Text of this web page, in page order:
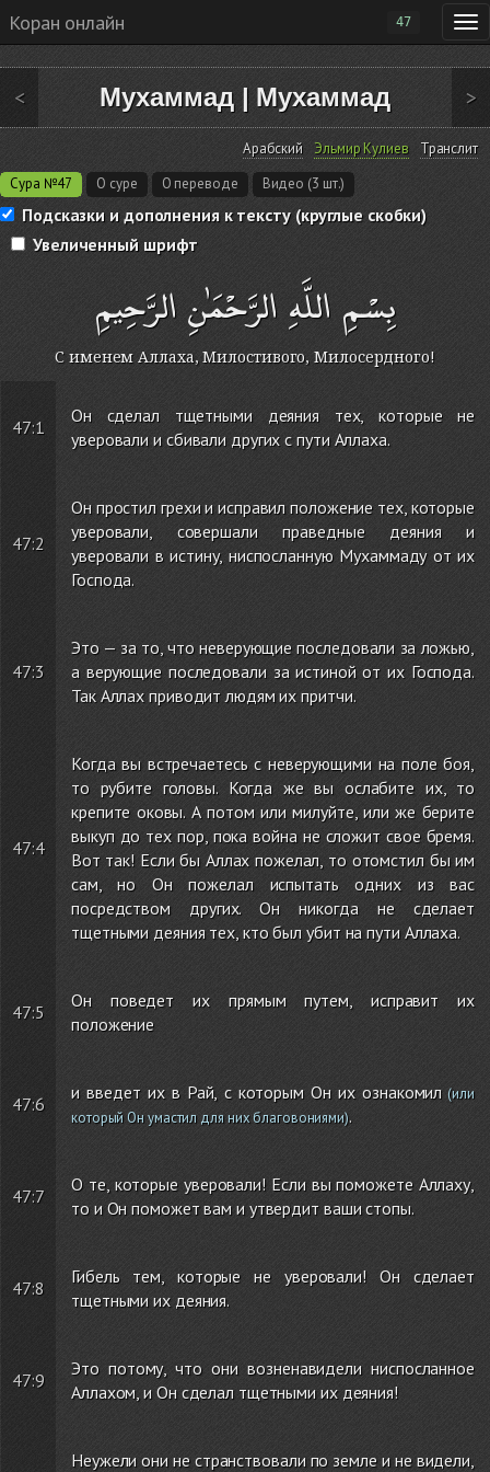
Коран онлайн 47
< Мухаммад| Мухаммад >
Сура №47 О суре О переводе Видео (3 шт.)
Арабский Эльмир Кулиев Транслит
Подсказки и дополнения к тексту (круглые скобки)
Увеличенный шрифт
بِسْمِ اللَّهِ الرَّحْمَٰنِ الرَّحِيمِ
С именем Аллаха, Милостивого, Милосердного!
47:1
Он сделал тщетными деяния тех, которые не
уверовали и сбивали других с пути Аллаха.
47:2
Он простил грехи и исправил положение тех, которые
уверовали, совершали праведные деяния и
уверовали в истину, ниспосланную Мухаммаду от их
Господа.
47:3
Это — за то, что неверующие последовали за ложью,
а верующие последовали за истиной от их Господа.
Так Аллах приводит людям их притчи.
47:4
Когда вы встречаетесь с неверующими на поле боя,
то рубите головы. Когда же вы ослабите их, то
крепите оковы. А потом или милуйте, или же берите
выкуп до тех пор, пока война не сложит свое бремя.
Вот так! Если бы Аллах пожелал, то отомстил бы им
сам, но Он пожелал испытать одних из вас
посредством других. Он никогда не сделает
тщетными деяния тех, кто был убит на пути Аллаха.
47:5
Он поведет их прямым путем, исправит их
положение
47:6
и введет их в Рай, с которым Он их ознакомил (или
который Он умастил для них благовониями).
47:7
О те, которые уверовали! Если вы поможете Аллаху,
то и Он поможет вам и утвердит ваши стопы.
47:8
Гибель тем, которые не уверовали! Он сделает
тщетными их деяния.
47:9
Это потому, что они возненавидели ниспосланное
Аллахом, и Он сделал тщетными их деяния!
Неужели они не странствовали по земле и не видели,